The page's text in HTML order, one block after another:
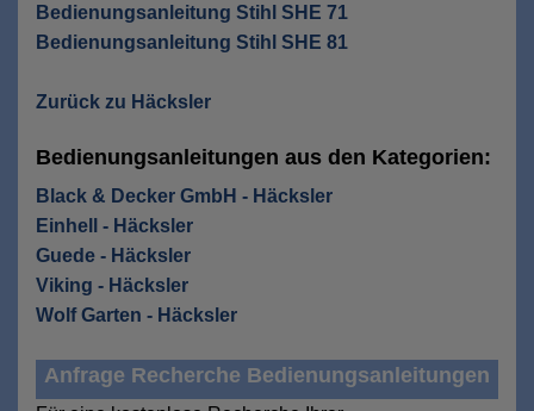
Bedienungsanleitung Stihl SHE 71
Bedienungsanleitung Stihl SHE 81
Zurück zu Häcksler
Bedienungsanleitungen aus den Kategorien:
Black & Decker GmbH - Häcksler
Einhell - Häcksler
Guede - Häcksler
Viking - Häcksler
Wolf Garten - Häcksler
Anfrage Recherche Bedienungsanleitungen